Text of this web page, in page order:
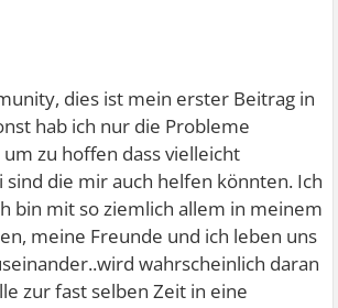
dies ist mein erster Beitrag in
hab ich nur die Probleme
zu hoffen dass vielleicht
sind die mir auch helfen könnten. Ich
bin mit so ziemlich allem in meinem
meine Freunde und ich leben uns
wahrscheinlich daran
zur fast selben Zeit in eine